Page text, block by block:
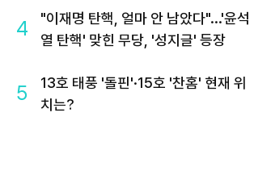
4
"이재명 탄핵, 얼마 안 남았다"...'윤석
열 탄핵' 맞힌 무당, '성지글' 등장
5
13호 태풍 '돌핀'·15호 '찬홈' 현재 위
치는?